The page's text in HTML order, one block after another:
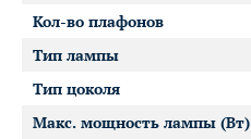
Кол-во плафонов
Тип лампы
Тип цоколя
Макс. мощность лампы (Вт)